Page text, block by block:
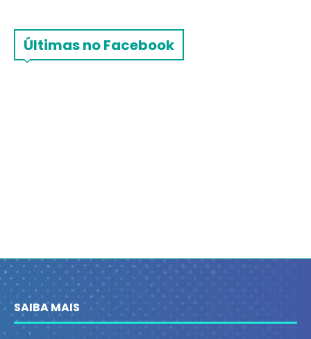
Últimas no Facebook
SAIBA MAIS